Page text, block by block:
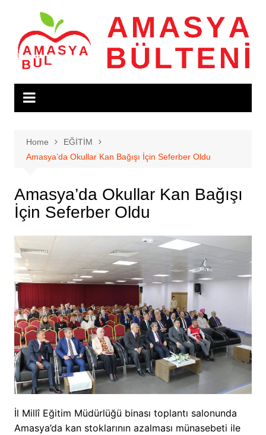
content
Home
EĞİTİM
Amasya’da Okullar Kan Bağışı İçin Seferber Oldu
Amasya’da Okullar Kan Bağışı
İçin Seferber Oldu
İl Millî Eğitim Müdürlüğü binası toplantı salonunda
Amasya’da kan stoklarının azalması münasebeti ile